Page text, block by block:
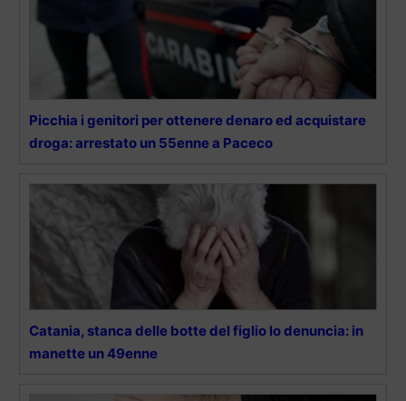
Picchia i genitori per ottenere denaro ed acquistare
droga: arrestato un 55enne a Paceco
Catania, stanca delle botte del figlio lo denuncia: in
manette un 49enne